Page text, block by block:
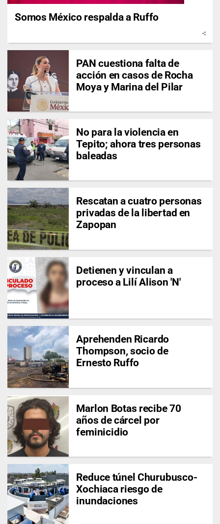
Somos México respalda a Ruffo
PAN cuestiona falta de
acción en casos de Rocha
Moya y Marina del Pilar
No para la violencia en
Tepito; ahora tres personas
baleadas
Rescatan a cuatro personas
privadas de la libertad en
Zapopan
Detienen y vinculan a
proceso a Lilí Alison 'N'
Aprehenden Ricardo
Thompson, socio de
Ernesto Ruffo
Marlon Botas recibe 70
años de cárcel por
feminicidio
Reduce túnel Churubusco-
Xochiaca riesgo de
inundaciones